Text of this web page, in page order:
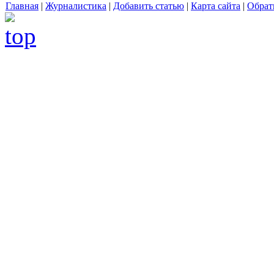
Главная | Журналистика | Добавить статью | Карта сайта |